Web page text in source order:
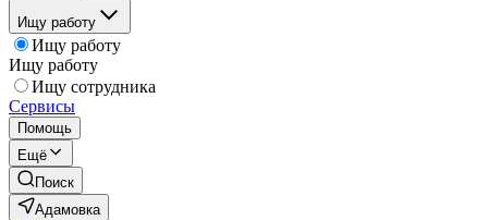
Ищу работу
Ищу работу
Ищу работу
Ищу сотрудника
Сервисы
Помощь
Ещё
Поиск
Адамовка